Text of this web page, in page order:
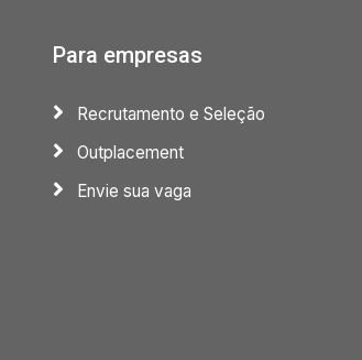
Para empresas
Recrutamento e Seleção
Outplacement
Envie sua vaga